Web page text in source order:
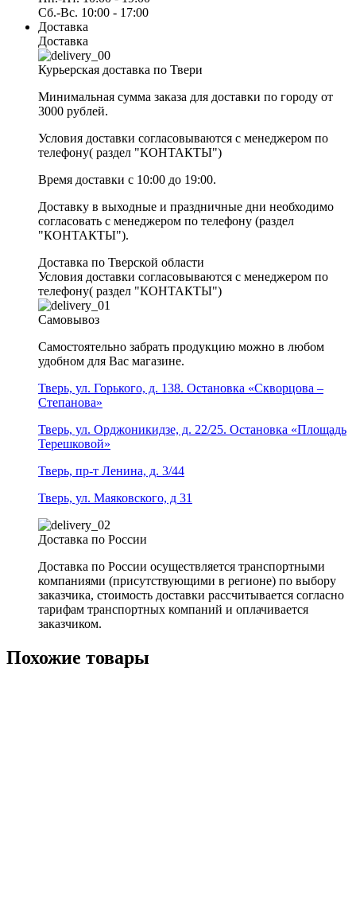
Сб.-Вс. 10:00 - 17:00
Доставка
Доставка
Курьерская доставка по Твери
Минимальная сумма заказа для доставки по городу от
3000 рублей.
Условия доставки согласовываются с менеджером по
телефону( раздел "КОНТАКТЫ")
Время доставки с 10:00 до 19:00.
Доставку в выходные и праздничные дни необходимо
согласовать с менеджером по телефону (раздел
"КОНТАКТЫ").
Доставка по Тверской области
Условия доставки согласовываются с менеджером по
телефону( раздел "КОНТАКТЫ")
Самовывоз
Самостоятельно забрать продукцию можно в любом
удобном для Вас магазине.
Тверь, ул. Горького, д. 138. Остановка «Скворцова –
Степанова»
Тверь, ул. Орджоникидзе, д. 22/25. Остановка «Площадь
Терешковой»
Тверь, пр-т Ленина, д. 3/44
Тверь, ул. Маяковского, д 31
Доставка по России
Доставка по России осуществляется транспортными
компаниями (присутствующими в регионе) по выбору
заказчика, стоимость доставки рассчитывается согласно
тарифам транспортных компаний и оплачивается
заказчиком.
Похожие товары